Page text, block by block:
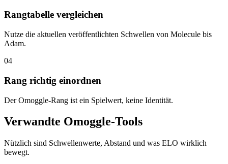
Rangtabelle vergleichen
Nutze die aktuellen veröffentlichten Schwellen von Molecule bis
Adam.
04
Rang richtig einordnen
Der Omoggle-Rang ist ein Spielwert, keine Identität.
Verwandte Omoggle-Tools
Nützlich sind Schwellenwerte, Abstand und was ELO wirklich
bewegt.